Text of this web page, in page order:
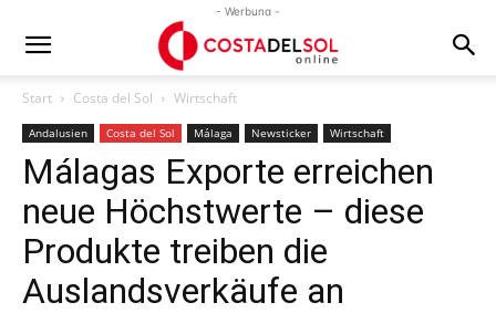
- Werbung -
Start Costa del Sol Wirtschaft
Andalusien Costa del Sol Málaga Newsticker Wirtschaft
Málagas Exporte erreichen
neue Höchstwerte – diese
Produkte treiben die
Auslandsverkäufe an